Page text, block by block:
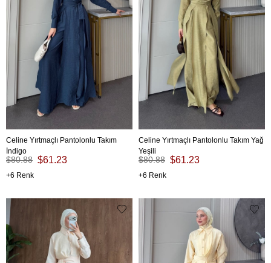
Celine Yırtmaçlı Pantolonlu Takım
İndigo
$61.23
$80.88
6
Celine Yırtmaçlı Pantolonlu Takım Yağ
Yeşili
$61.23
$80.88
6